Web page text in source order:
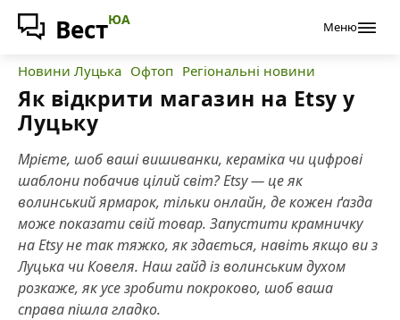
ВестЮА Меню
Новини Луцька Офтоп Регіональні новини
Як відкрити магазин на Etsy у
Луцьку
Мрієте, шоб ваші вишиванки, кераміка чи цифрові
шаблони побачив цілий світ? Etsy — це як
волинський ярмарок, тільки онлайн, де кожен ґазда
може показати свій товар. Запустити крамничку
на Etsy не так тяжко, як здається, навіть якщо ви з
Луцька чи Ковеля. Наш гайд із волинським духом
розкаже, як усе зробити покроково, шоб ваша
справа пішла гладко.